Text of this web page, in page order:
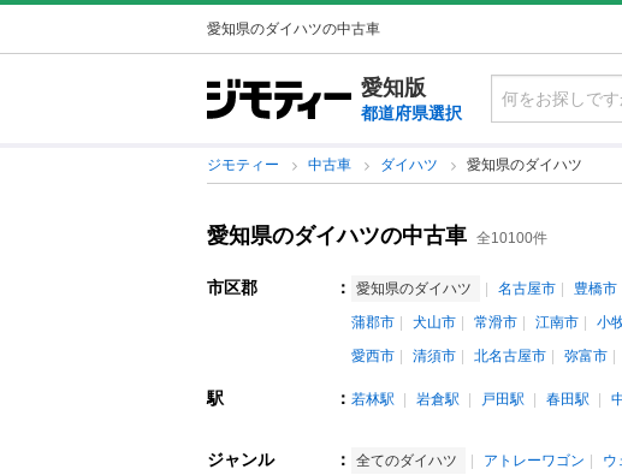
愛知県のダイハツの中古車
愛知版
都道府県選択
ジモティー 中古車 ダイハツ 愛知県のダイハツ
愛知県のダイハツの中古車 全10100件
市区郡 ： 愛知県のダイハツ 名古屋市 豊橋市
蒲郡市
犬山市 常滑市 江南市 小
愛西市
清須市 北名古屋市 弥富市
駅 ： 若林駅 岩倉駅 戸田駅 春田駅
ジャンル ： 全てのダイハツ アトレーワゴン ウ